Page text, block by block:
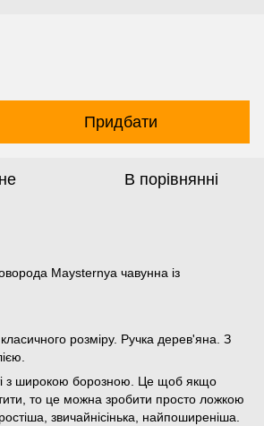
Придбати
В порівнянні
Maysternya чавунна із
розміру. Ручка дерев'яна. З
з широкою борозною. Це щоб якщо
то це можна зробити просто ложкою
звичайнісінька, найпоширеніша.